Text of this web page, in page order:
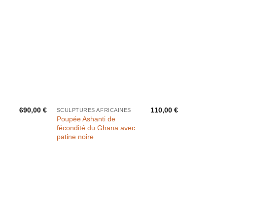
690,00 € SCULPTURES AFRICAINES
Poupée Ashanti de
fécondité du Ghana avec
patine noire
110,00€